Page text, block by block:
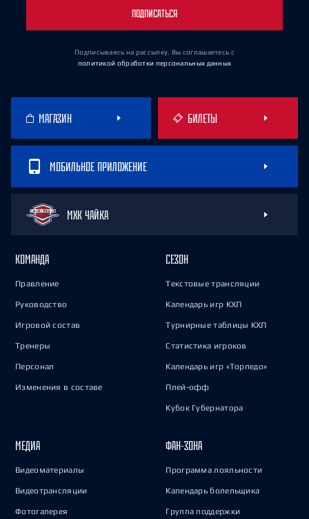
ПОДПИСАТЬСЯ
Подписываясь на рассылку, Вы соглашаетесь с
политикой обработки персональных данных
МАГАЗИН БИЛЕТЫ
МОБИЛЬНОЕ ПРИЛОЖЕНИЕ
МХК ЧАЙКА
КОМАНДА
Правление
Руководство
Игровой состав
Тренеры
Персонал
Изменения в составе
СЕЗОН
Текстовые трансляции
Календарь игр КХЛ
Турнирные таблицы КХЛ
Статистика игроков
Календарь игр «Торпедо»
Плей-офф
Кубок Губернатора
МЕДИА
Видеоматериалы
Видеотрансляции
Фотогалерея
ФАН-ЗОНА
Программа лояльности
Календарь болельщика
Группа поддержки